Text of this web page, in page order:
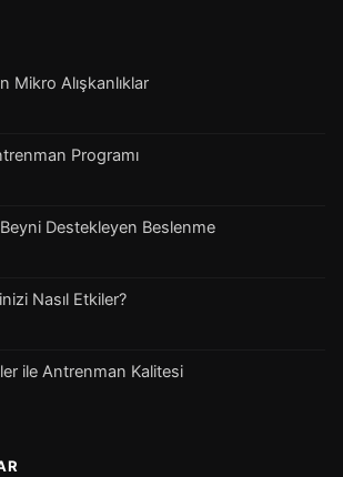
Mikro Alışkanlıklar
Programı
Destekleyen Beslenme
Nasıl Etkiler?
ile Antrenman Kalitesi